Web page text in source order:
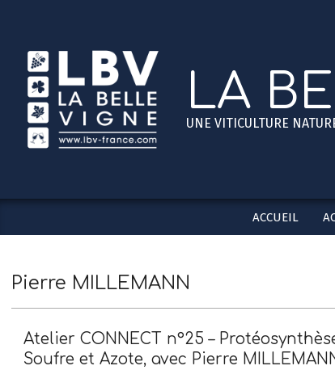
content
LA
UNE VITICULTURE
ACCUEIL
Pierre MILLEMANN
Atelier CONNECT n°25 –
Soufre et Azote, avec Pierre